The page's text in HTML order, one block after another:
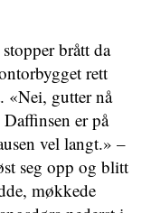
brått da
rett
«Nei, gutter nå
er på
vel langt.» –
seg opp og blitt
møkkede